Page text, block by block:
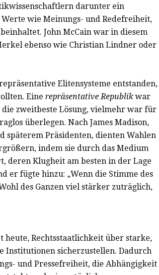
darunter ein
wie Meinungs- und Redefreiheit,
John McCain war in diesem
ebenso wie Christian Lindner oder
Elitensysteme entstanden,
Eine repräsentative Republikwar
zweitbeste Lösung, vielmehr war für
überlegen. Nach James Madison,
späterem Präsidenten, dienten Wahlen
indem sie durch das Medium
deren Klugheit am besten in der Lage
er fügte hinzu: „Wenn die Stimme des
des Ganzen viel stärker zuträglich,
heute, Rechtsstaatlichkeit über starke,
Institutionen sicherzustellen. Dadurch
und Pressefreiheit, die Abhängigkeit